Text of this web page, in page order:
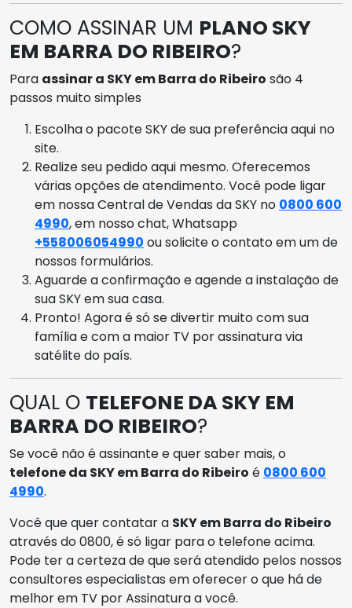
COMO ASSINAR UM PLANO SKY
EM BARRA DO RIBEIRO?
Para assinar a SKY em Barra do Ribeiro são 4
passos muito simples
Escolha o pacote SKY de sua preferência aqui no
site.
Realize seu pedido aqui mesmo. Oferecemos
várias opções de atendimento. Você pode ligar
em nossa Central de Vendas da SKY no 0800 600
4990, em nosso chat, Whatsapp
+558006054990 ou solicite o contato em um de
nossos formulários.
Aguarde a confirmação e agende a instalação de
sua SKY em sua casa.
Pronto! Agora é só se divertir muito com sua
família e com a maior TV por assinatura via
satélite do país.
QUAL O TELEFONE DA SKY EM
BARRA DO RIBEIRO?
Se você não é assinante e quer saber mais, o
telefone da SKY em Barra do Ribeiro é 0800 600
4990.
Você que quer contatar a SKY em Barra do Ribeiro
através do 0800, é só ligar para o telefone acima.
Pode ter a certeza de que será atendido pelos nossos
consultores especialistas em oferecer o que há de
melhor em TV por Assinatura a você.